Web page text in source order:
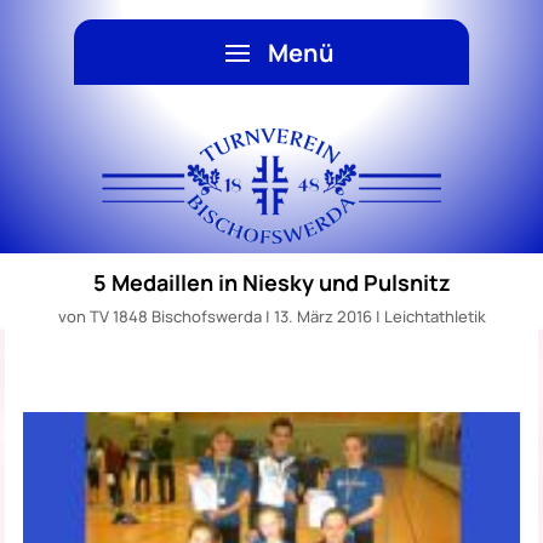
5 Medaillen in Niesky und Pulsnitz
von TV 1848 Bischofswerda| 13. März 2016| Leichtathletik